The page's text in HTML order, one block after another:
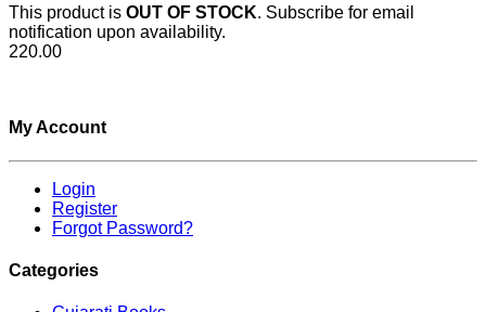
This product is OUT OF STOCK. Subscribe for email
notification upon availability.
220.00
My Account
Login
Register
Forgot Password?
Categories